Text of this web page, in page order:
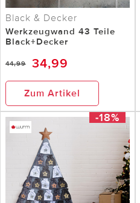
Black & Decker
Werkzeugwand 43 Teile
Black+Decker
44,99 34,99
Zum Artikel
-18%